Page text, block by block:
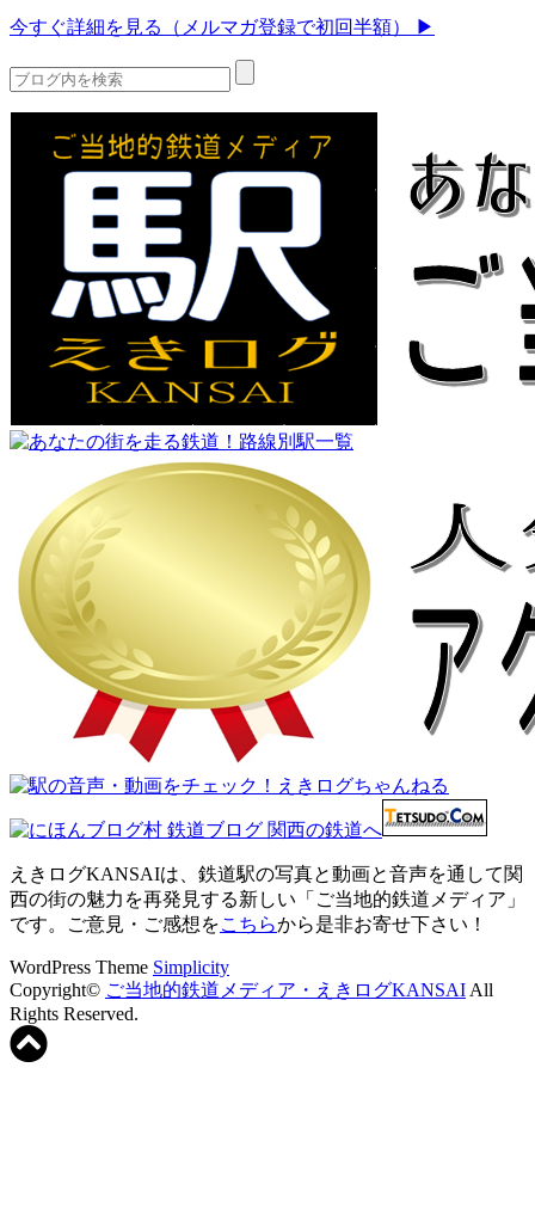
今すぐ詳細を見る（メルマガ登録で初回半額） ▶
えきログKANSAIは、鉄道駅の写真と動画と音声を通して関
西の街の魅力を再発見する新しい「ご当地的鉄道メディア」
です。ご意見・ご感想をこちらから是非お寄せ下さい！
WordPress Theme Simplicity
Copyright© ご当地的鉄道メディア・えきログKANSAI All
Rights Reserved.